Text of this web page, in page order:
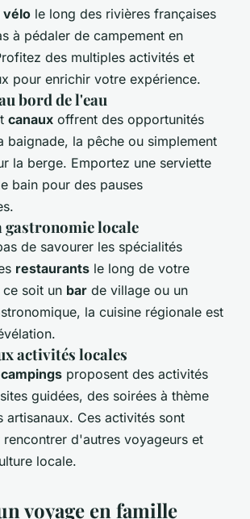
vélo le long des rivières françaises
à pédaler de campement en
des multiples activités et
pour enrichir votre expérience.
bord de l'eau
canaux offrent des opportunités
baignade, la pêche ou simplement
la berge. Emportez une serviette
bain pour des pauses
locale
de savourer les spécialités
restaurants le long de votre
ce soit un bar de village ou un
la cuisine régionale est
activités locales
campings proposent des activités
guidées, des soirées à thème
artisanaux. Ces activités sont
d'autres voyageurs et
locale.
voyage en famille